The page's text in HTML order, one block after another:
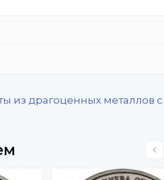
из драгоценных металлов с